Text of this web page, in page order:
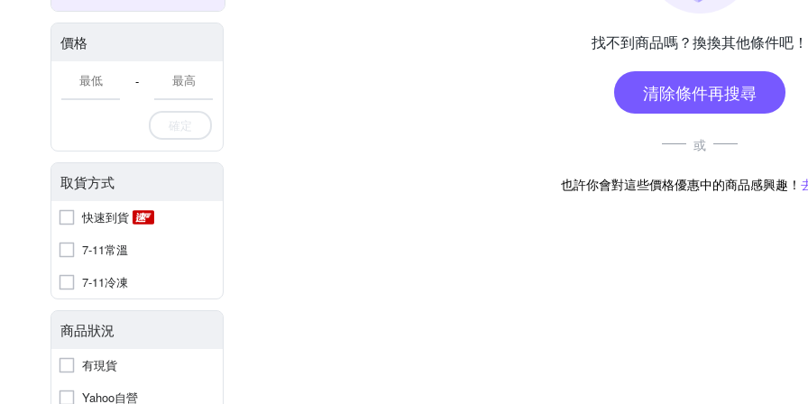
價格
-
確定
取貨方式
快速到貨
7-11常溫
7-11冷凍
商品狀況
有現貨
Yahoo自營
找不到商品嗎？換換其他條件吧！
清除條件再搜尋
或
也許你會對這些價格優惠中的商品感興趣！